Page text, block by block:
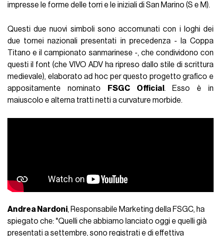
impresse le forme delle torri e le iniziali di San Marino (S e M).
Questi due nuovi simboli sono accomunati con i loghi dei
due tornei nazionali presentati in precedenza - la Coppa
Titano e il campionato sanmarinese -, che condividono con
questi il font (che VIVO ADV ha ripreso dallo stile di scrittura
medievale), elaborato ad hoc per questo progetto grafico e
appositamente nominato
FSGC Official . Esso è in
maiuscolo e alterna tratti netti a curvature morbide.
Andrea Nardoni, Responsabile Marketing della FSGC, ha
spiegato che: "Quelli che abbiamo lanciato oggi e quelli già
presentati a settembre, sono registrati e di effettiva